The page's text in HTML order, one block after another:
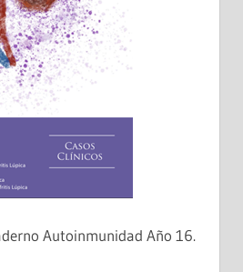
Autoinmunidad Año 16.